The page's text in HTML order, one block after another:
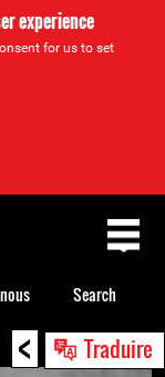
experience
for us to set
< Traduire
Search